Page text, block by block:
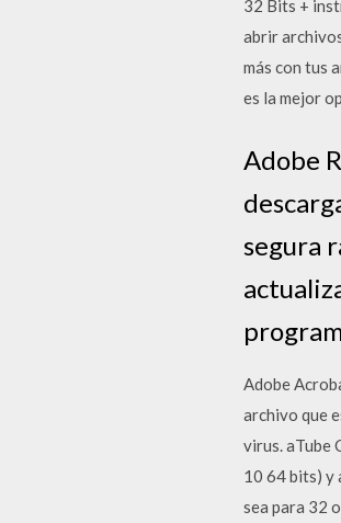
32 Bits +
abrir
más con tus
es la mejor
Adobe
segura
Adobe
archivo que
virus. aTube
10 64 bits) y
sea para 32